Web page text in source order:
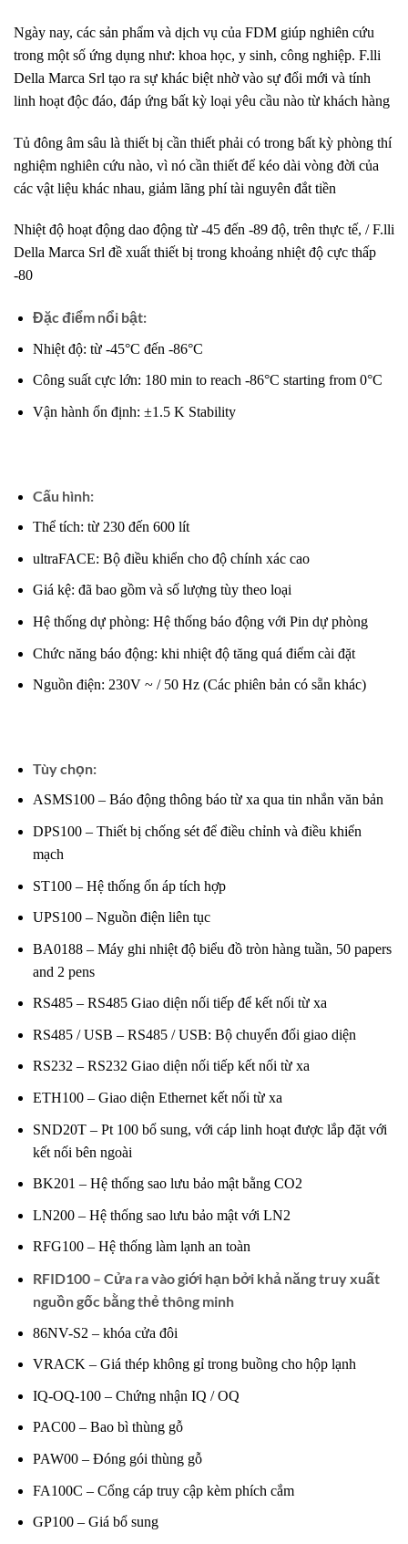
Ngày nay, các sản phẩm và dịch vụ của FDM giúp nghiên cứu
trong một số ứng dụng như: khoa học, y sinh, công nghiệp. F.lli
Della Marca Srl tạo ra sự khác biệt nhờ vào sự đổi mới và tính
linh hoạt độc đáo, đáp ứng bất kỳ loại yêu cầu nào từ khách hàng
Tủ đông âm sâu là thiết bị cần thiết phải có trong bất kỳ phòng thí
nghiệm nghiên cứu nào, vì nó cần thiết để kéo dài vòng đời của
các vật liệu khác nhau, giảm lãng phí tài nguyên đắt tiền
Nhiệt độ hoạt động dao động từ -45 đến -89 độ, trên thực tế, / F.lli
Della Marca Srl đề xuất thiết bị trong khoảng nhiệt độ cực thấp
-80
Đặc điểm nổi bật:
Nhiệt độ: từ -45°C đến -86°C
Công suất cực lớn: 180 min to reach -86°C starting from 0°C
Vận hành ổn định: ±1.5 K Stability
Cấu hình:
Thể tích: từ 230 đến 600 lít
ultraFACE: Bộ điều khiển cho độ chính xác cao
Giá kệ: đã bao gồm và số lượng tùy theo loại
Hệ thống dự phòng: Hệ thống báo động với Pin dự phòng
Chức năng báo động: khi nhiệt độ tăng quá điểm cài đặt
Nguồn điện: 230V ~ / 50 Hz (Các phiên bản có sẵn khác)
Tùy chọn:
ASMS100 – Báo động thông báo từ xa qua tin nhắn văn bản
DPS100 – Thiết bị chống sét để điều chỉnh và điều khiển
mạch
ST100 – Hệ thống ổn áp tích hợp
UPS100 – Nguồn điện liên tục
BA0188 – Máy ghi nhiệt độ biểu đồ tròn hàng tuần, 50 papers
and 2 pens
RS485 – RS485 Giao diện nối tiếp để kết nối từ xa
RS485 / USB – RS485 / USB: Bộ chuyển đổi giao diện
RS232 – RS232 Giao diện nối tiếp kết nối từ xa
ETH100 – Giao diện Ethernet kết nối từ xa
SND20T – Pt 100 bổ sung, với cáp linh hoạt được lắp đặt với
kết nối bên ngoài
BK201 – Hệ thống sao lưu bảo mật bằng CO2
LN200 – Hệ thống sao lưu bảo mật với LN2
RFG100 – Hệ thống làm lạnh an toàn
RFID100 – Cửa ra vào giới hạn bởi khả năng truy xuất
nguồn gốc bằng thẻ thông minh
86NV-S2 – khóa cửa đôi
VRACK – Giá thép không gỉ trong buồng cho hộp lạnh
IQ-OQ-100 – Chứng nhận IQ / OQ
PAC00 – Bao bì thùng gỗ
PAW00 – Đóng gói thùng gỗ
FA100C – Cổng cáp truy cập kèm phích cắm
GP100 – Giá bổ sung